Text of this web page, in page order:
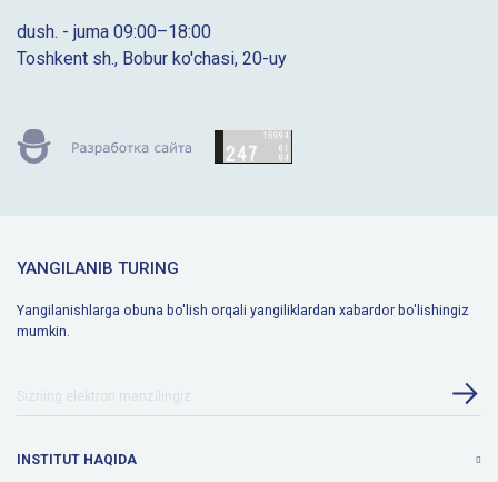
dush. - juma 09:00–18:00
Toshkent sh., Bobur ko'chasi, 20-uy
YANGILANIB TURING
Yangilanishlarga obuna bo'lish orqali yangiliklardan xabardor bo'lishingiz
mumkin.
INSTITUT HAQIDA